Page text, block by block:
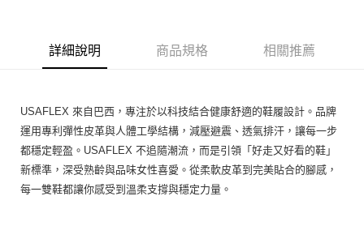
ATM付款
宅配
免運費
詳細說明 商品規格 相關推薦
USAFLEX 來自巴西，專注於以科技結合健康舒適的鞋履設計。品牌
運用專利彈性皮革與人體工學結構，減壓避震、透氣排汗，讓每一步
都穩定輕盈。USAFLEX 不追隨潮流，而是引領「好走又好看的鞋」
新標準，深受熟齡與品味女性喜愛。從柔軟皮革到完美貼合的腳感，
每一雙鞋都讓你感受到溫柔支撐與穩定力量。